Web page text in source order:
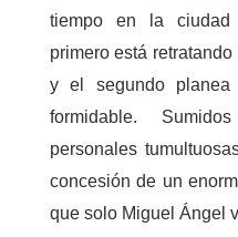
tiempo en la ciudad
primero está
y el segundo
formidable.
personales
concesión de un
que solo Miguel Ángel